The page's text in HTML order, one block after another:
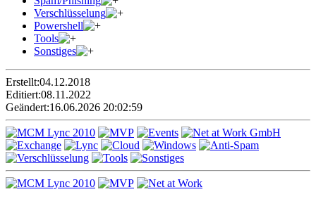
Verschlüsselung
Powershell
Tools
Sonstiges
Erstellt:04.12.2018
Editiert:08.11.2022
Geändert:16.06.2026 20:02:59